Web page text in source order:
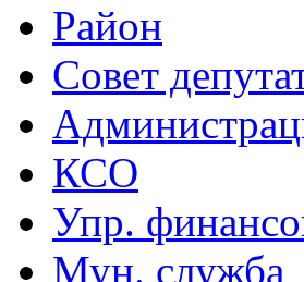
Район
Совет
КСО
Упр.
Мун. служба